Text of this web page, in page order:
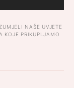
NAŠE UVJETE
KOJE PRIKUPLJAMO